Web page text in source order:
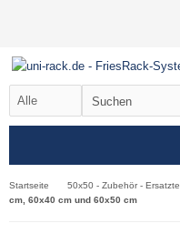
Startseite 50x50 - Zubehör -
cm, 60x40 cm und 60x50 cm